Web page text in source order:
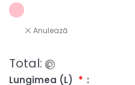
Anulează
Lungimea (L) *
Total: